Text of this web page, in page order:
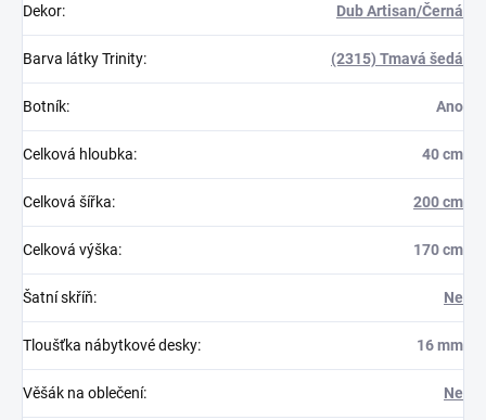
Dekor: Dub Artisan/Černá
Barva látky Trinity: (2315) Tmavá šedá
Botník: Ano
Celková hloubka: 40 cm
Celková šířka: 200 cm
Celková výška: 170 cm
Šatní skříň: Ne
Tloušťka nábytkové desky: 16 mm
Věšák na oblečení: Ne